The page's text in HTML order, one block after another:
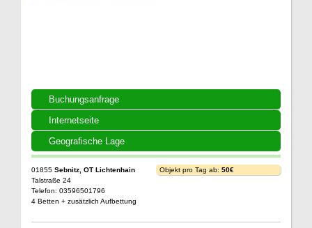
Buchungsanfrage
Internetseite
Geografische Lage
01855 Sebnitz, OT Lichtenhain
Talstraße 24
Telefon: 03596501796
4 Betten + zusätzlich Aufbettung
Objekt pro Tag ab: 50€